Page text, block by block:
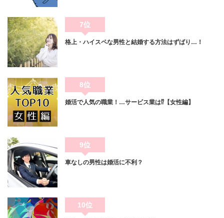
7位
格上・ハイスペな男性と結婚する方法はずばり…！
8位
婚活で人気の職業！…サービス業は⁉【女性編】
9位
車なしの男性は婚活に不利？
10位